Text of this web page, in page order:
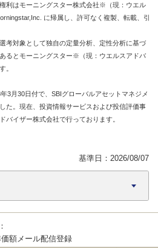
利はモーニングスター株式会社※（現：ウエル
に帰属し、許可なく複製、転載、引
考対象として独自の定量分析、定性分析に基づ
るとモーニングスター※（現：ウエルスアドバ
。
3月30日付で、SBIグローバルアセットマネジメ
た。現在、投資情報サービスおよび投信評価事
バイザー株式会社で行っております。
基準日： 2026/08/07
額メール配信登録